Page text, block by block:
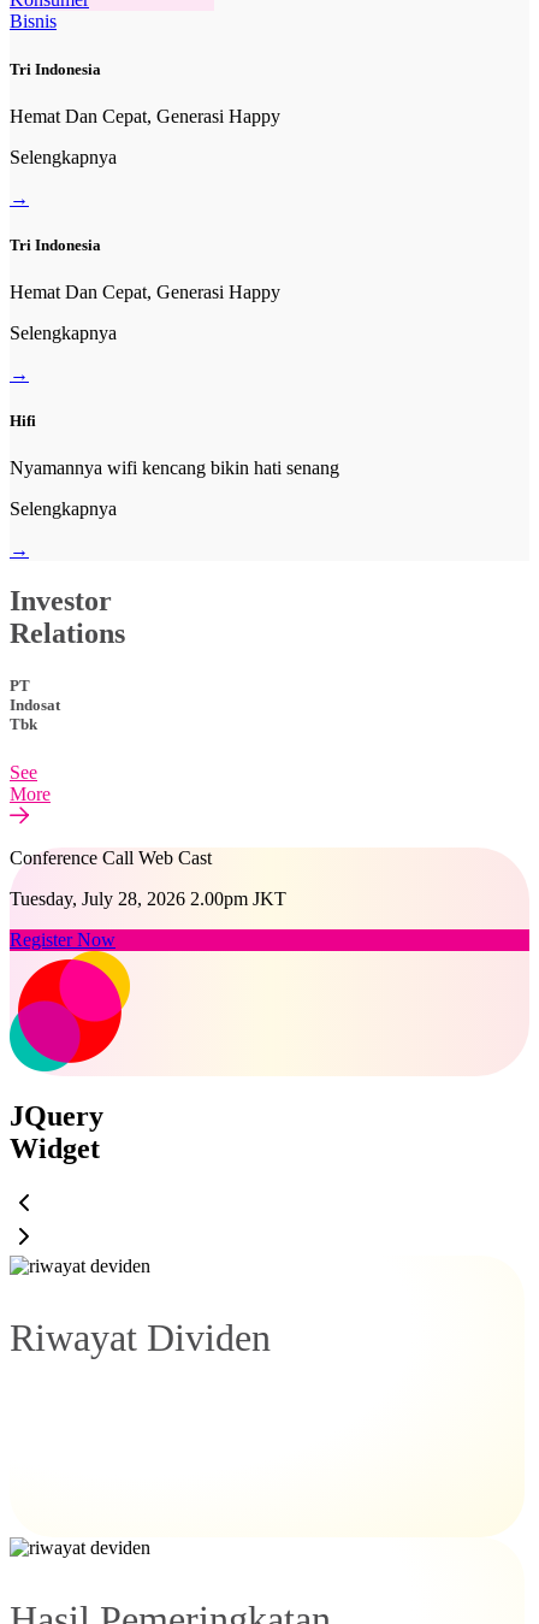
Bisnis
Tri Indonesia
Hemat Dan Cepat, Generasi Happy
Selengkapnya
→
Tri Indonesia
Hemat Dan Cepat, Generasi Happy
Selengkapnya
→
Hifi
Nyamannya wifi kencang bikin hati senang
Selengkapnya
→
Investor
Relations
PT
Indosat
Tbk
See
More
Conference Call Web Cast
Tuesday, July 28, 2026 2.00pm JKT
Register Now
JQuery
Widget
Riwayat Dividen